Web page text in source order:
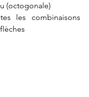
(octogonale)
les combinaisons